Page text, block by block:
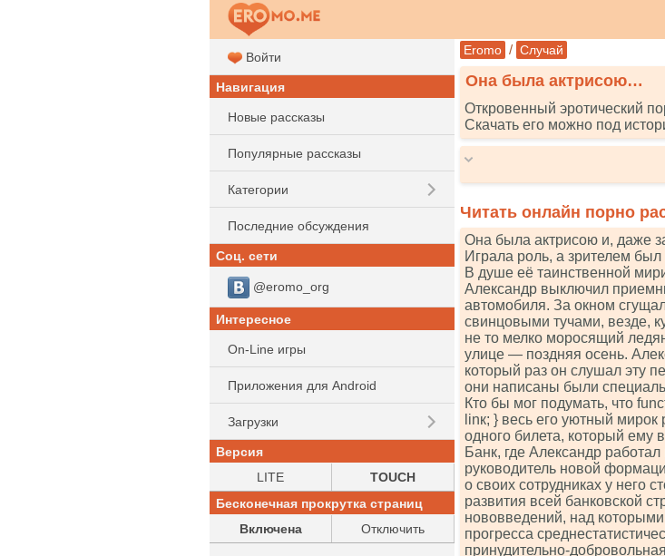
Eromo / Случай
Она была актрисою…
Откровенный эротический
Скачать его можно под
Читать онлайн порно
Она была актрисою и, даже
Играла роль, а зрителем был
В душе её таинственной
Александр выключил
автомобиля. За окном
свинцовыми тучами, везде,
не то мелко моросящий
улице — поздняя осень.
который раз он слушал эту
они написаны были
Кто бы мог подумать, что
linк; } весь его уютный мирок
одного билета, который ему
Банк, где Александр
руководитель новой
о своих сотрудниках у него
развития всей банковской
нововведений, над
прогресса
принудительно-
Войти
Навигация
Новые рассказы
Популярные рассказы
Категории
Последние обсуждения
Соц. сети
@eromo_org
Интересное
On-Line игры
Приложения для Android
Загрузки
Версия
LITE
TOUCH
Бесконечная прокрутка страниц
Включена
Отключить